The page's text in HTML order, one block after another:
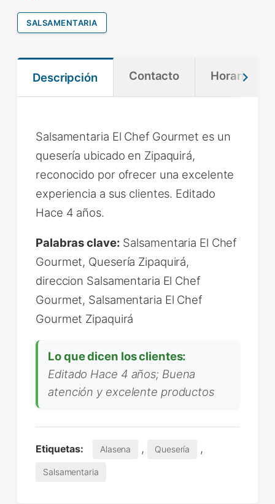
SALSAMENTARIA
Descripción Contacto Horario
Salsamentaria El Chef Gourmet es un
quesería ubicado en Zipaquirá,
reconocido por ofrecer una excelente
experiencia a sus clientes. Editado
Hace 4 años.
Palabras clave: Salsamentaria El Chef
Gourmet, Quesería Zipaquirá,
direccion Salsamentaria El Chef
Gourmet, Salsamentaria El Chef
Gourmet Zipaquirá
Lo que dicen los clientes:
Editado Hace 4 años; Buena
atención y excelente productos
Etiquetas: Alasena , Quesería ,
Salsamentaria